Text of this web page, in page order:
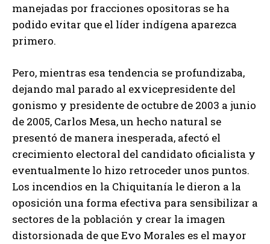
manejadas por fracciones opositoras se ha
podido evitar que el líder indígena aparezca
primero.
Pero, mientras esa tendencia se profundizaba,
dejando mal parado al exvicepresidente del
gonismo y presidente de octubre de 2003 a junio
de 2005, Carlos Mesa, un hecho natural se
presentó de manera inesperada, afectó el
crecimiento electoral del candidato oficialista y
eventualmente lo hizo retroceder unos puntos.
Los incendios en la Chiquitanía le dieron a la
oposición una forma efectiva para sensibilizar a
sectores de la población y crear la imagen
distorsionada de que Evo Morales es el mayor